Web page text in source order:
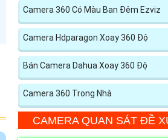
Camera 360 Có Màu Ban Đêm Ezviz
Camera Hdparagon Xoay 360 Độ
Bán Camera Dahua Xoay 360 Độ
Camera 360 Trong Nhà
CAMERA QUAN SÁT ĐỀ